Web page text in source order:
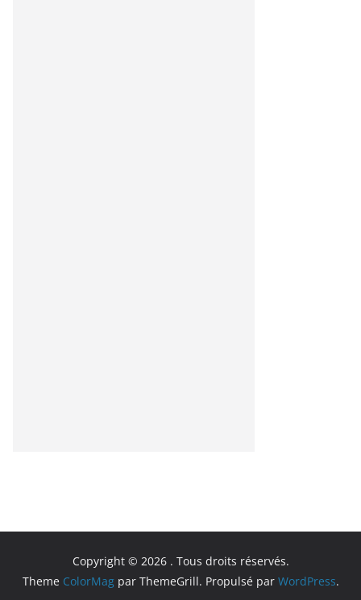
Copyright © 2026 . Tous droits réservés.
Theme ColorMagpar ThemeGrill. Propulsé par WordPress.